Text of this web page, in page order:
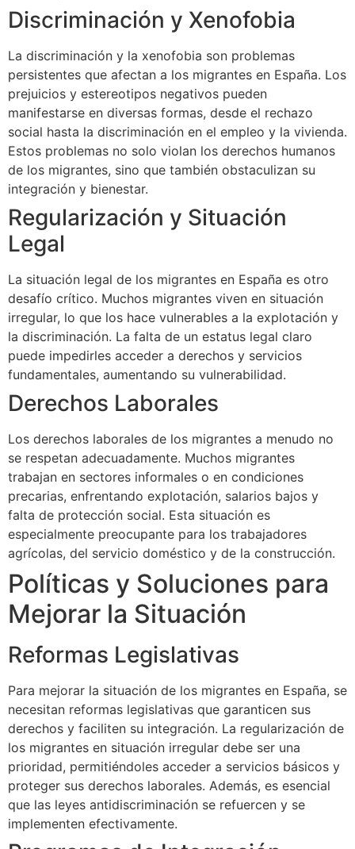
Discriminación y Xenofobia
La discriminación y la xenofobia son problemas
persistentes que afectan a los migrantes en España. Los
prejuicios y estereotipos negativos pueden
manifestarse en diversas formas, desde el rechazo
social hasta la discriminación en el empleo y la vivienda.
Estos problemas no solo violan los derechos humanos
de los migrantes, sino que también obstaculizan su
integración y bienestar.
Regularización y Situación
Legal
La situación legal de los migrantes en España es otro
desafío crítico. Muchos migrantes viven en situación
irregular, lo que los hace vulnerables a la explotación y
la discriminación. La falta de un estatus legal claro
puede impedirles acceder a derechos y servicios
fundamentales, aumentando su vulnerabilidad.
Derechos Laborales
Los derechos laborales de los migrantes a menudo no
se respetan adecuadamente. Muchos migrantes
trabajan en sectores informales o en condiciones
precarias, enfrentando explotación, salarios bajos y
falta de protección social. Esta situación es
especialmente preocupante para los trabajadores
agrícolas, del servicio doméstico y de la construcción.
Políticas y Soluciones para
Mejorar la Situación
Reformas Legislativas
Para mejorar la situación de los migrantes en España, se
necesitan reformas legislativas que garanticen sus
derechos y faciliten su integración. La regularización de
los migrantes en situación irregular debe ser una
prioridad, permitiéndoles acceder a servicios básicos y
proteger sus derechos laborales. Además, es esencial
que las leyes antidiscriminación se refuercen y se
implementen efectivamente.